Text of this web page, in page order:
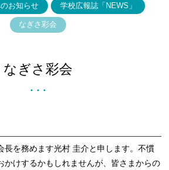
お知らせ 学校広報誌「NEWS」
なぎさ彩会
なぎさ彩会
● ● ●
長を務めます光村 圭介と申します。不慣
かけするかもしれませんが、皆さまからの